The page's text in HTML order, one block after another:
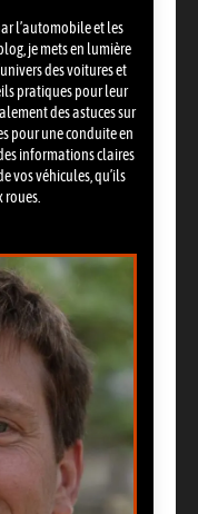
l’automobile et les
je mets en lumière
des voitures et
pratiques pour leur
des astuces sur
pour une conduite en
informations claires
vos véhicules, qu’ils